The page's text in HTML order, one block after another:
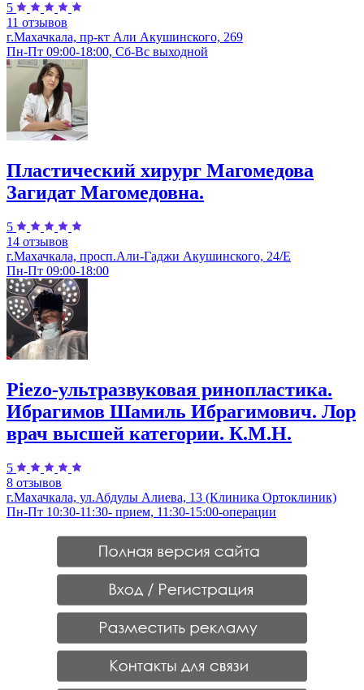
5
11 отзывов
г.Махачкала, пр-кт Али Акушинского, 269
Пн-Пт 09:00-18:00, Сб-Вс выходной
Пластический хирург Магомедова
Загидат Магомедовна.
5
14 отзывов
г.Махачкала, просп.Али-Гаджи Акушинского, 24/Е
Пн-Пт 09:00-18:00
Piezo-ультразвуковая ринопластика.
Ибрагимов Шамиль Ибрагимович. Лор
врач высшей категории. К.М.Н.
5
8 отзывов
г.Махачкала, ул.Абдулы Алиева, 13 (Клиника Ортоклиник)
Пн-Пт 10:30-11:30- прием, 11:30-15:00-операции